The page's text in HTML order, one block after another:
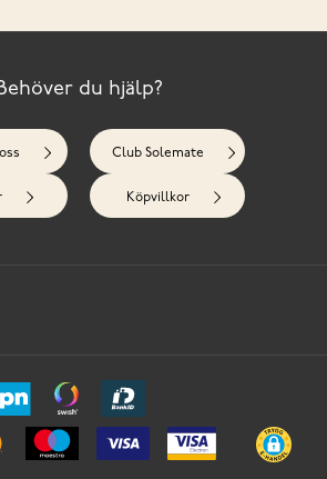
du hjälp?
Club Solemate
Köpvillkor